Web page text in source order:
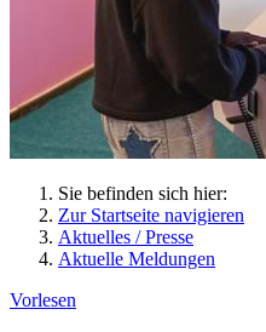
Sie befinden sich hier:
Zur Startseite navigieren
Aktuelles / Presse
Aktuelle Meldungen
Vorlesen